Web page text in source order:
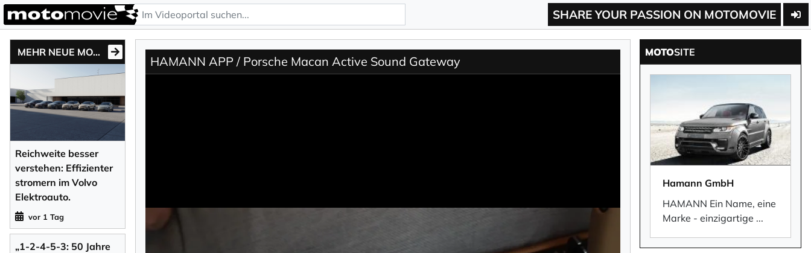
SHARE YOUR PASSION ON MOTOMOVIE
MEHR NEUE MOTONEWS
Reichweite besser
verstehen: Effizienter
stromern im Volvo
Elektroauto.
vor 1 Tag
„1-2-4-5-3: 50 Jahre
HAMANN APP / Porsche Macan Active Sound Gateway
MOTOSITE
Hamann GmbH
HAMANN Ein Name, eine
Marke - einzigartige ...